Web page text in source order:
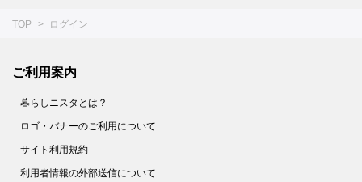
TOP ログイン
ご利用案内
暮らしニスタとは？
ロゴ・バナーのご利用について
サイト利用規約
利用者情報の外部送信について